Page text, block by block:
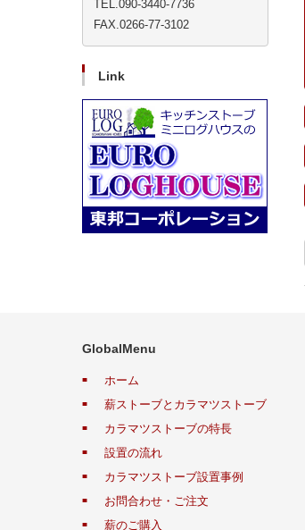
TEL.090-3440-7736
FAX.0266-77-3102
Link
GlobalMenu
ホーム
薪ストーブとカラマツストーブ
カラマツストーブの特長
設置の流れ
カラマツストーブ設置事例
お問合わせ・ご注文
薪のご購入